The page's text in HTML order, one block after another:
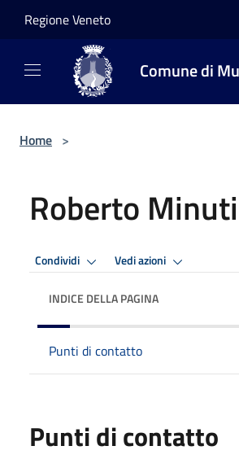
Regione Veneto
Comune di
Home >
Roberto Minuti
Condividi Vedi azioni
INDICE DELLA PAGINA
Punti di contatto
Punti di contatto